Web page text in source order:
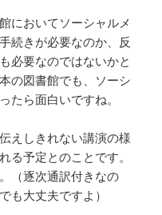
においてソーシャルメ
続きが必要なのか、反
必要なのではないかと
の図書館でも、ソーシ
たら面白いですね。
えしきれない講演の様
る予定とのことです。
（逐次通訳付きなの
も大丈夫ですよ）